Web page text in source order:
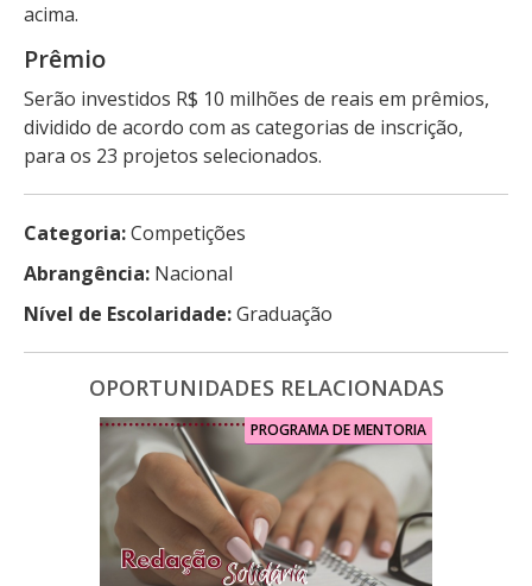
acima.
Prêmio
Serão investidos R$ 10 milhões de reais em prêmios,
dividido de acordo com as categorias de inscrição,
para os 23 projetos selecionados.
Categoria:Competições
Abrangência: Nacional
Nível de Escolaridade:Graduação
OPORTUNIDADES RELACIONADAS
PROGRAMA DE MENTORIA